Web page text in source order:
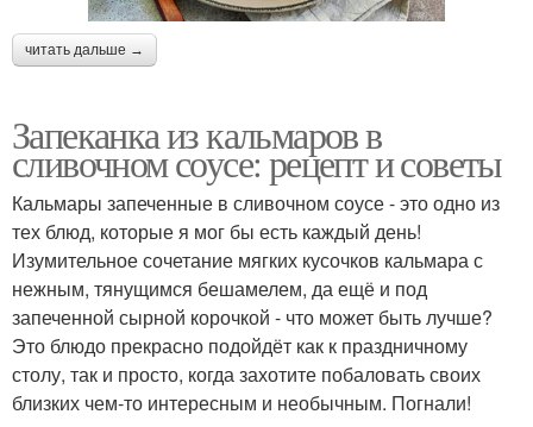
читать дальше →
Запеканка из кальмаров в
сливочном соусе: рецепт и советы
Кальмары запеченные в сливочном соусе - это одно из
тех блюд, которые я мог бы есть каждый день!
Изумительное сочетание мягких кусочков кальмара с
нежным, тянущимся бешамелем, да ещё и под
запеченной сырной корочкой - что может быть лучше?
Это блюдо прекрасно подойдёт как к праздничному
столу, так и просто, когда захотите побаловать своих
близких чем-то интересным и необычным. Погнали!